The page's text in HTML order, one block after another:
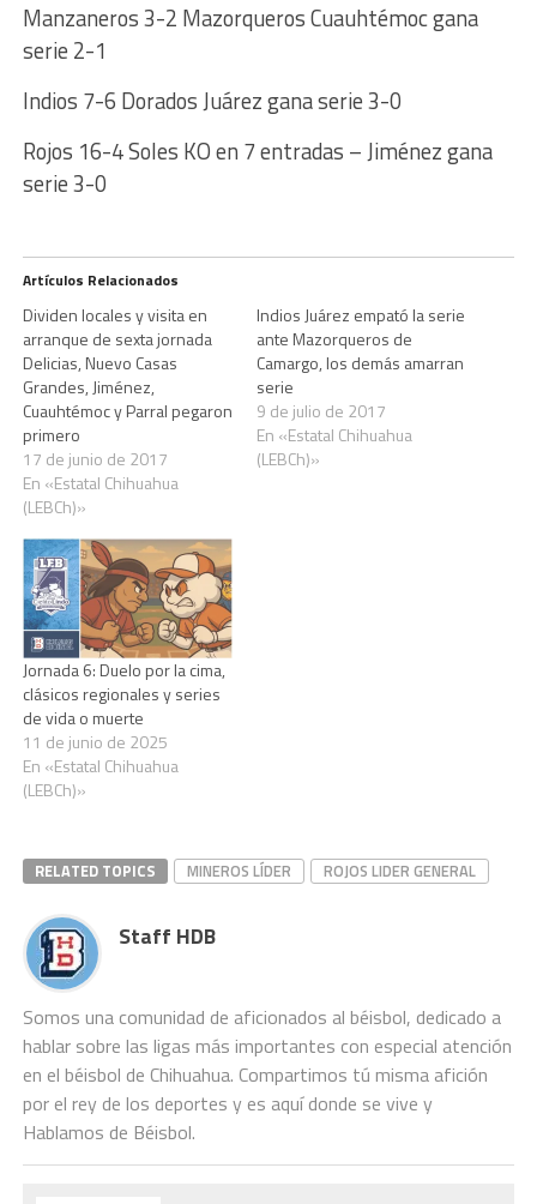
Manzaneros 3-2 Mazorqueros Cuauhtémoc gana
serie 2-1
Indios 7-6 Dorados Juárez gana serie 3-0
Rojos 16-4 Soles KO en 7 entradas – Jiménez gana
serie 3-0
Artículos Relacionados
Dividen locales y visita en
arranque de sexta jornada
Delicias, Nuevo Casas
Grandes, Jiménez,
Cuauhtémoc y Parral pegaron
primero
17 de junio de 2017
En «Estatal Chihuahua
(LEBCh)»
Indios Juárez empató la serie
ante Mazorqueros de
Camargo, los demás amarran
serie
9 de julio de 2017
En «Estatal Chihuahua
(LEBCh)»
Jornada 6: Duelo por la cima,
clásicos regionales y series
de vida o muerte
11 de junio de 2025
En «Estatal Chihuahua
(LEBCh)»
RELATED TOPICS MINEROS LÍDER ROJOS LIDER GENERAL
Staff HDB
Somos una comunidad de aficionados al béisbol, dedicado a
hablar sobre las ligas más importantes con especial atención
en el béisbol de Chihuahua. Compartimos tú misma afición
por el rey de los deportes y es aquí donde se vive y
Hablamos de Béisbol.